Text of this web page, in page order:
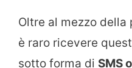
Oltre al mezzo
è raro ricevere
sotto forma di SMS